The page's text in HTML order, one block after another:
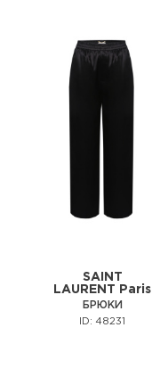
SAINT
LAURENT Paris
БРЮКИ
ID: 48231